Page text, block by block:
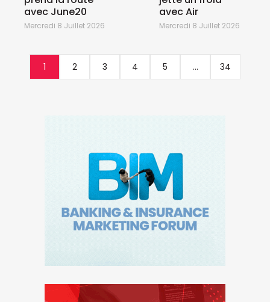
avec June20
Mercredi 8 Juillet 2026
avec Air
Mercredi 8 Juillet 2026
1 2 3 4 5 ... 34